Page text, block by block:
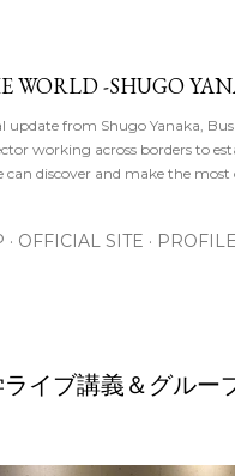
WORLD -SHUGO
update from Shugo Yanaka,
working across borders to
can discover and make the
OFFICIAL SITE PROFILE
イブ講義＆グルー